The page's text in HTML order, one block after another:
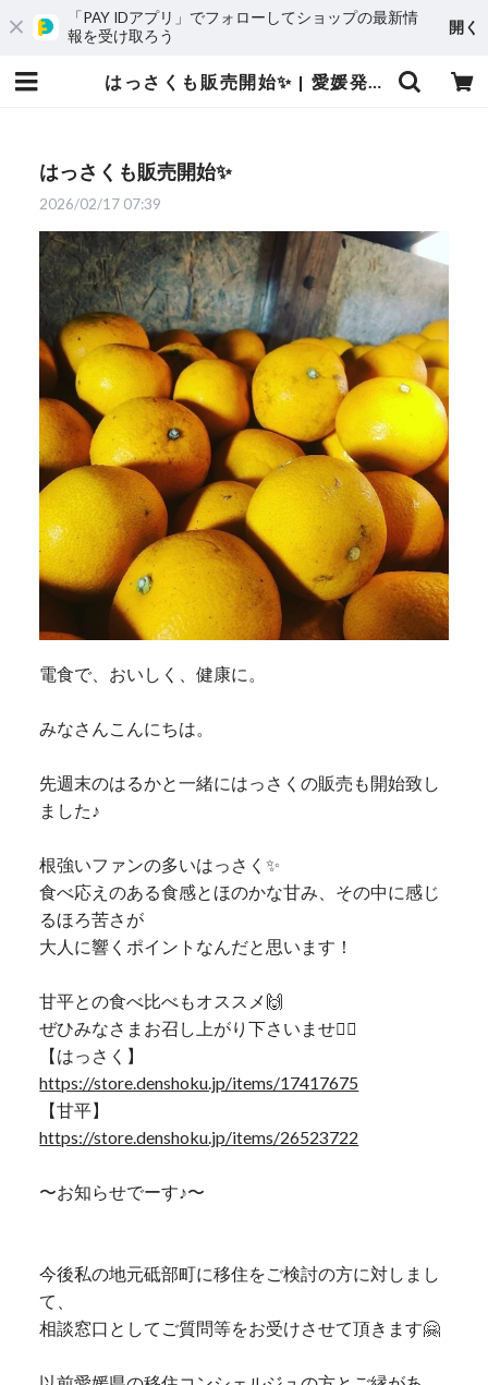
「PAY IDアプリ」でフォローしてショップの最新情
報を受け取ろう
開く
はっさくも販売開始✨ | 愛媛発の自然食品店 電子食品流通研究所オンラインストア｜電食で、おいしく、健康に
はっさくも販売開始✨
2026/02/17 07:39
電食で、おいしく、健康に。
みなさんこんにちは。
先週末のはるかと一緒にはっさくの販売も開始致し
ました♪
根強いファンの多いはっさく✨
食べ応えのある食感とほのかな甘み、その中に感じ
るほろ苦さが
大人に響くポイントなんだと思います！
甘平との食べ比べもオススメ🙌
ぜひみなさまお召し上がり下さいませ🙋‍♂️
【はっさく】
https://store.denshoku.jp/items/17417675
【甘平】
https://store.denshoku.jp/items/26523722
〜お知らせでーす♪〜
今後私の地元砥部町に移住をご検討の方に対しまし
て、
相談窓口としてご質問等をお受けさせて頂きます🤗